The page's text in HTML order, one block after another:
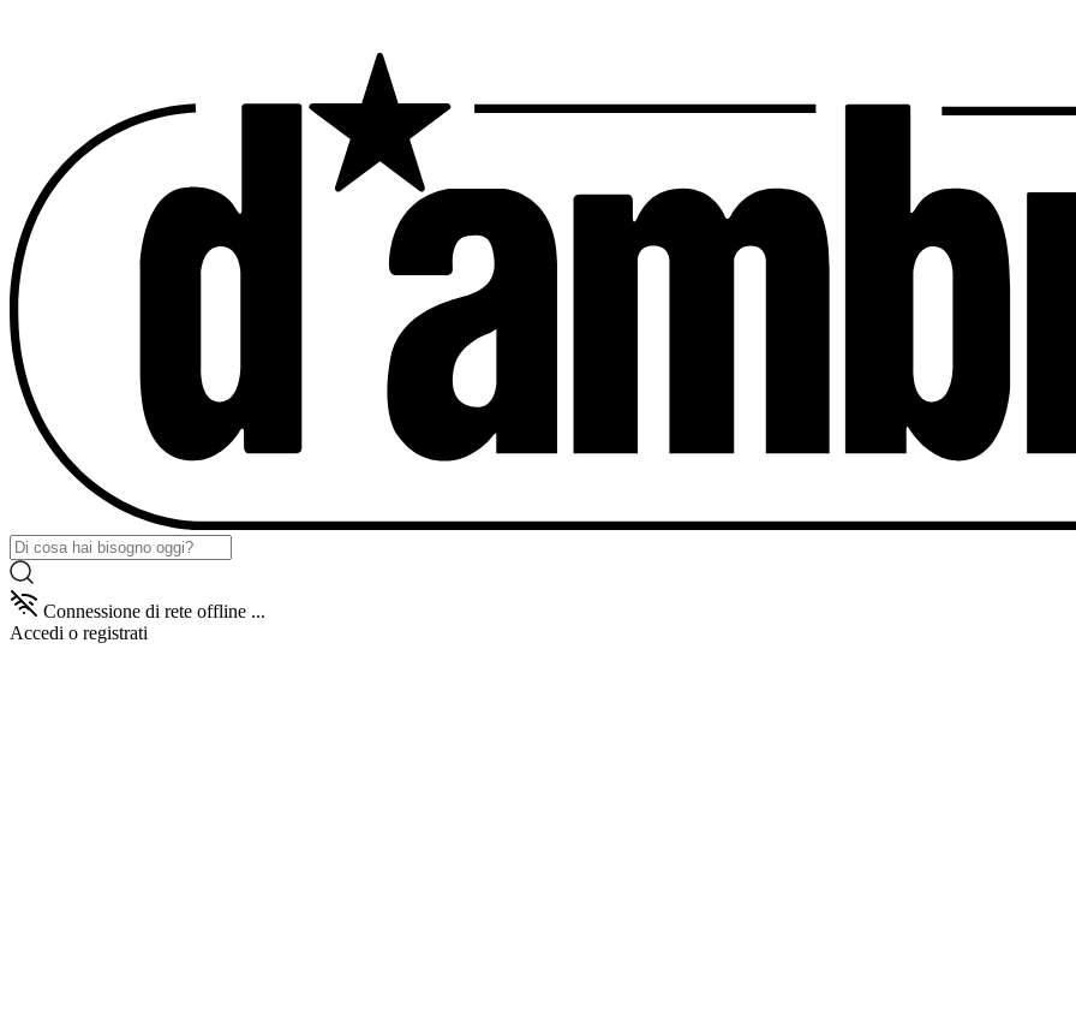
Connessione di rete offline ...
Accedi o registrati